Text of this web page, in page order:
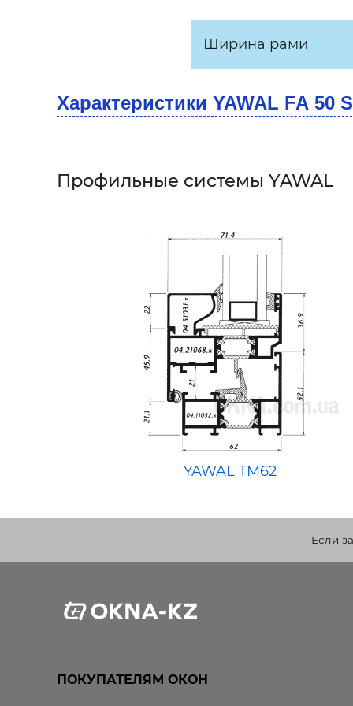
Ширина рами
Характеристики YAWAL FA 50
Профильные системы YAWAL
YAWAL TM62
Если
ПОКУПАТЕЛЯМ ОКОН